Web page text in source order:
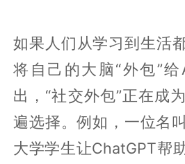
如果人们从学习到生活
将自己的大脑“外包”
出，“社交外包”正在成
遍选择。例如，一位名
大学学生让ChatGPT帮